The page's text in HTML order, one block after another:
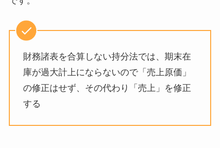
財務諸表を合算しない持分法では、期末在
庫が過大計上にならないので「売上原価」
の修正はせず、その代わり「売上」を修正
する